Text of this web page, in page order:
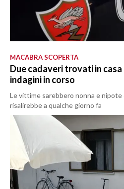
MACABRA SCOPERTA
Due cadaveri trovati in
indagini in corso
Le vittime sarebbero nonna e nipote
risalirebbe a qualche giorno fa